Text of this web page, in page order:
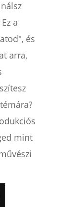
a
és
arra,
mint